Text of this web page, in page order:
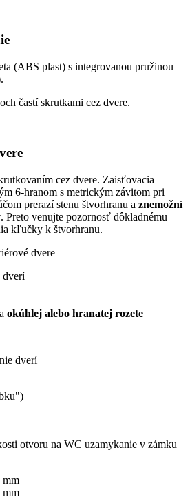
(ABS plast) s integrovanou pružinou
častí skrutkami cez dvere.
cez dvere. Zaisťovacia
6-hranom s metrickým závitom pri
prerazí stenu štvorhranu a znemožní
. Preto venujte pozornosť dôkladnému
kľučky k štvorhranu.
dvere
dverí
okúhlej alebo hranatej rozete
dverí
otvoru na WC uzamykanie v zámku